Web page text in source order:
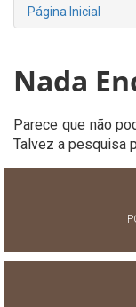
Página Inicial
Nada
Parece que não
Talvez a pesquisa